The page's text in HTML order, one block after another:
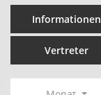
Informationen
Vertreter